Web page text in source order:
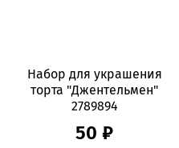
Набор для украшения
торта "Джентельмен"
2789894
50 ₽